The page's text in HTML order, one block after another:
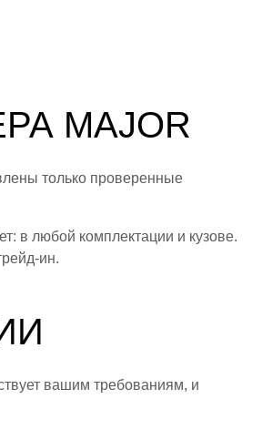
MAJOR
только проверенные
в любой комплектации и кузове.
ин.
вашим требованиям, и